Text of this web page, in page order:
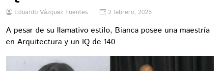
Eduardo Vázquez Fuentes 2 febrero, 2025
A pesar de su llamativo estilo, Bianca posee una maestría
en Arquitectura y un IQ de 140